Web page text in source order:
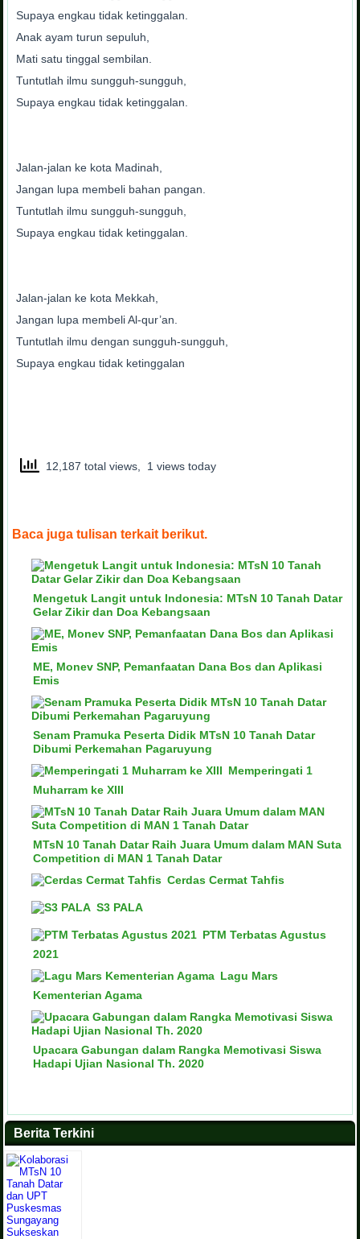
Supaya engkau tidak ketinggalan.
Anak ayam turun sepuluh,
Mati satu tinggal sembilan.
Tuntutlah ilmu sungguh-sungguh,
Supaya engkau tidak ketinggalan.
Jalan-jalan ke kota Madinah,
Jangan lupa membeli bahan pangan.
Tuntutlah ilmu sungguh-sungguh,
Supaya engkau tidak ketinggalan.
Jalan-jalan ke kota Mekkah,
Jangan lupa membeli Al-qur’an.
Tuntutlah ilmu dengan sungguh-sungguh,
Supaya engkau tidak ketinggalan
12,187 total views, 1 views today
Baca juga tulisan terkait berikut.
Mengetuk Langit untuk Indonesia: MTsN 10 Tanah Datar
Gelar Zikir dan Doa Kebangsaan
ME, Monev SNP, Pemanfaatan Dana Bos dan Aplikasi
Emis
Senam Pramuka Peserta Didik MTsN 10 Tanah Datar
Dibumi Perkemahan Pagaruyung
Memperingati 1
Muharram ke XIII
MTsN 10 Tanah Datar Raih Juara Umum dalam MAN Suta
Competition di MAN 1 Tanah Datar
Cerdas Cermat Tahfis
S3 PALA
PTM Terbatas Agustus
2021
Lagu Mars
Kementerian Agama
Upacara Gabungan dalam Rangka Memotivasi Siswa
Hadapi Ujian Nasional Th. 2020
Berita Terkini